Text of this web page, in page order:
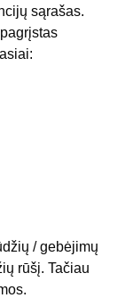
sąrašas.
/ gebėjimų
rūšį. Tačiau